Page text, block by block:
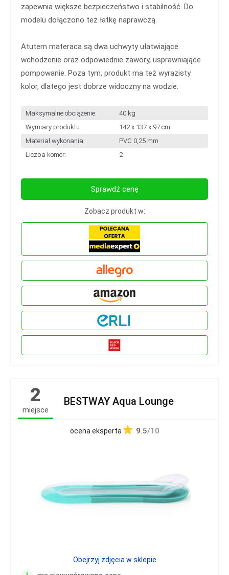
zapewnia większe bezpieczeństwo i stabilność. Do
modelu dołączono też łatkę naprawczą.
Atutem materaca są dwa uchwyty ułatwiające
wchodzenie oraz odpowiednie zawory, usprawniające
pompowanie. Poza tym, produkt ma też wyrazisty
kolor, dlatego jest dobrze widoczny na wodzie.
Maksymalne obciążenie:
40 kg
Wymiary produktu:
142 x 137 x 97 cm
Materiał wykonania:
PVC 0,25 mm
Liczba komór:
2
Sprawdź cenę
Zobacz produkt w:
2
miejsce
BESTWAY Aqua Lounge
ocena eksperta 9.5/10
Obejrzyj zdjęcia w sklepie